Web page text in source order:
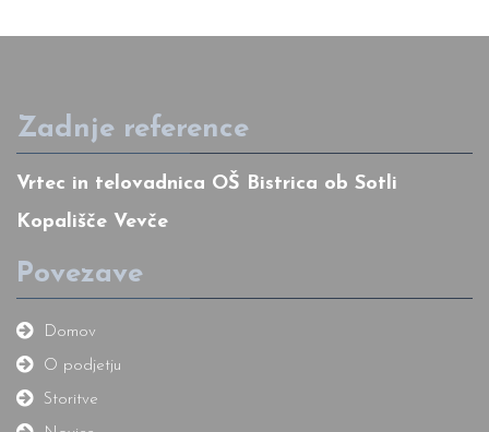
Zadnje reference
Vrtec in telovadnica OŠ Bistrica ob Sotli
Kopališče Vevče
Povezave
Domov
O podjetju
Storitve